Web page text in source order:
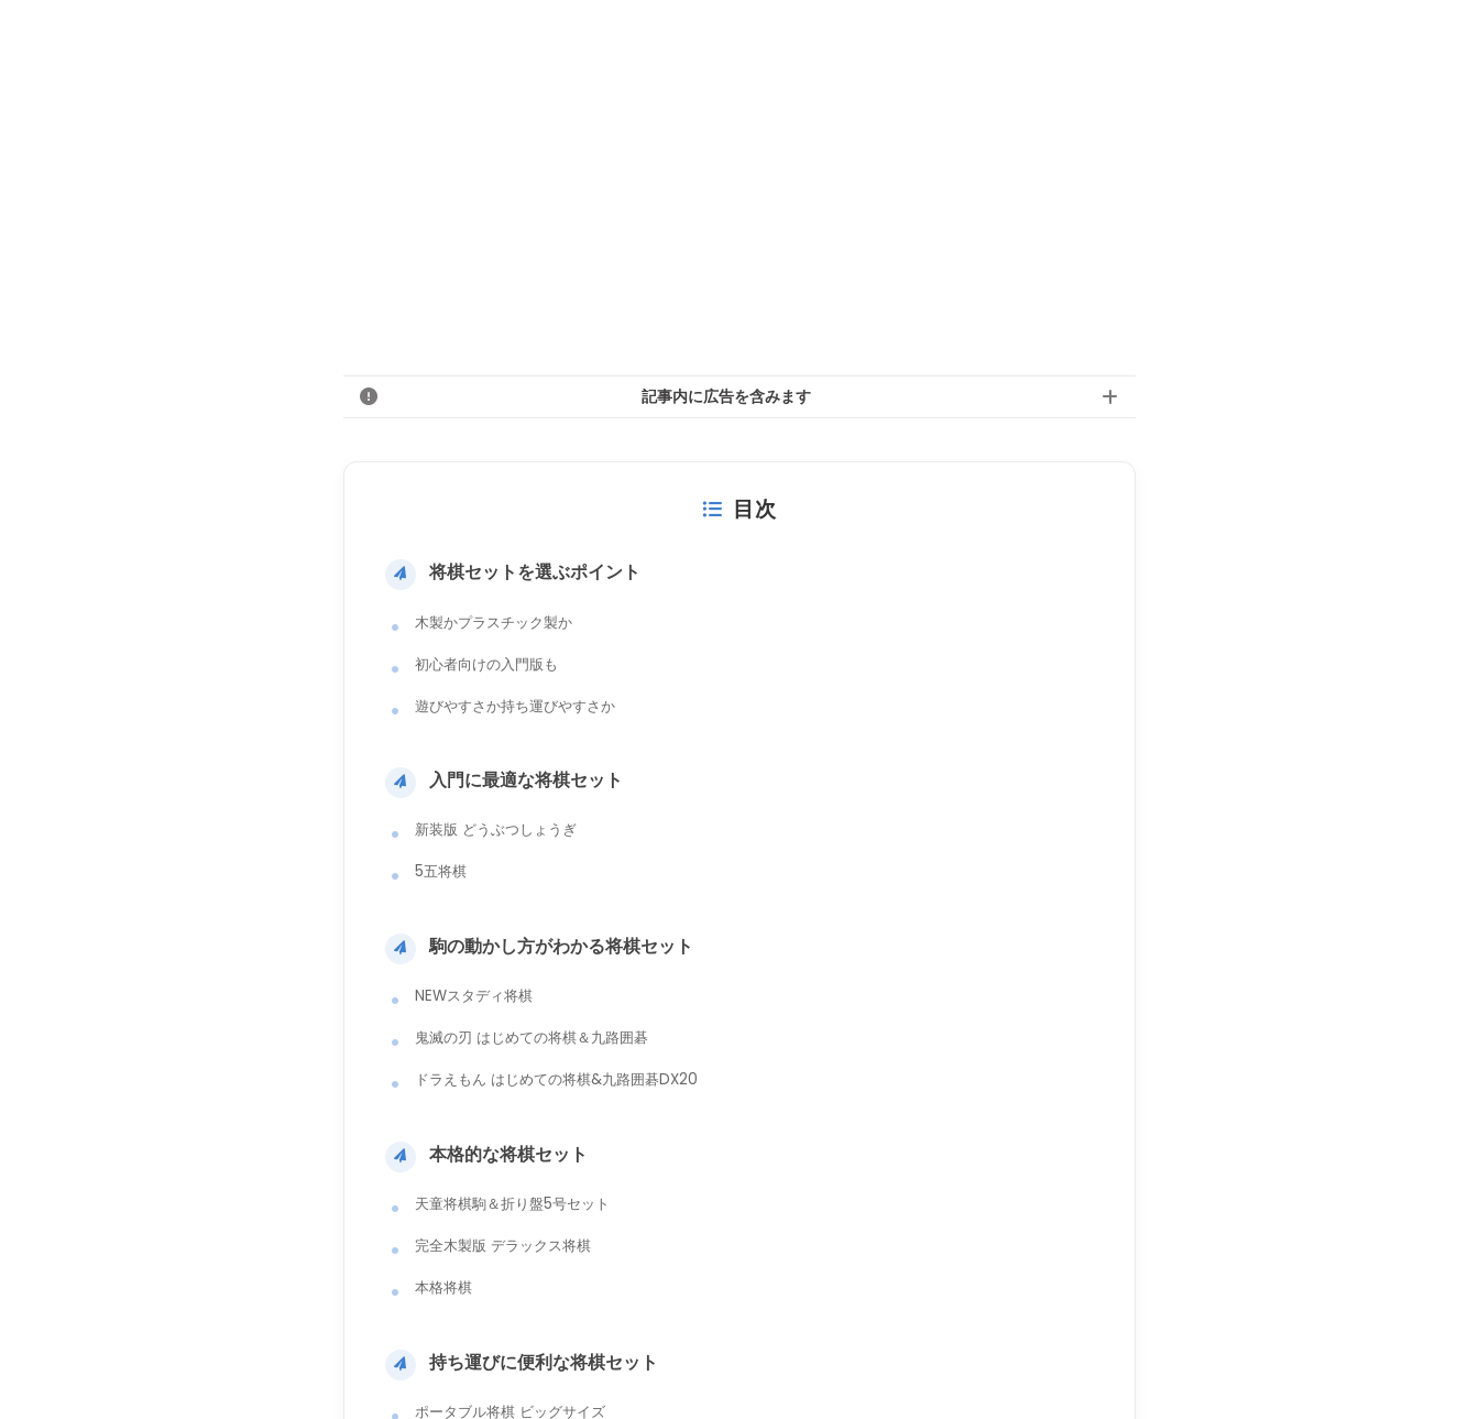
記事内に広告を含みます
目次
将棋セットを選ぶポイント
木製かプラスチック製か
初心者向けの入門版も
遊びやすさか持ち運びやすさか
入門に最適な将棋セット
新装版 どうぶつしょうぎ
5五将棋
駒の動かし方がわかる将棋セット
NEWスタディ将棋
鬼滅の刃 はじめての将棋＆九路囲碁
ドラえもん はじめての将棋&九路囲碁DX20
本格的な将棋セット
天童将棋駒＆折り盤5号セット
完全木製版 デラックス将棋
本格将棋
持ち運びに便利な将棋セット
ポータブル将棋 ビッグサイズ